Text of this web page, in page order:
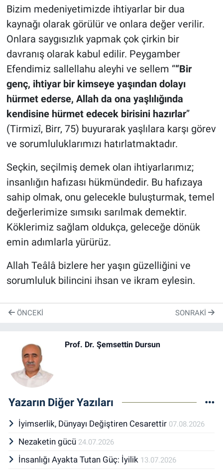
Bizim medeniyetimizde ihtiyarlar bir dua
kaynağı olarak görülür ve onlara değer verilir.
Onlara saygısızlık yapmak çok çirkin bir
davranış olarak kabul edilir. Peygamber
Efendimiz sallellahu aleyhi ve sellem ““Bir
genç, ihtiyar bir kimseye yaşından dolayı
hürmet ederse, Allah da ona yaşlılığında
kendisine hürmet edecek birisini hazırlar”
(Tirmizî, Birr, 75) buyurarak yaşlılara karşı görev
ve sorumluluklarımızı hatırlatmaktadır.
Seçkin, seçilmiş demek olan ihtiyarlarımız;
insanlığın hafızası hükmündedir. Bu hafızaya
sahip olmak, onu gelecekle buluşturmak, temel
değerlerimize sımsıkı sarılmak demektir.
Köklerimiz sağlam oldukça, geleceğe dönük
emin adımlarla yürürüz.
Allah Teâlâ bizlere her yaşın güzelliğini ve
sorumluluk bilincini ihsan ve ikram eylesin.
ÖNCEKI SONRAKI
Prof. Dr. Şemsettin Dursun
Yazarın Diğer Yazıları
İyimserlik, Dünyayı Değiştiren Cesarettir 07.08.2026
Nezaketin gücü 24.07.2026
İnsanlığı Ayakta Tutan Güç: İyilik 13.07.2026